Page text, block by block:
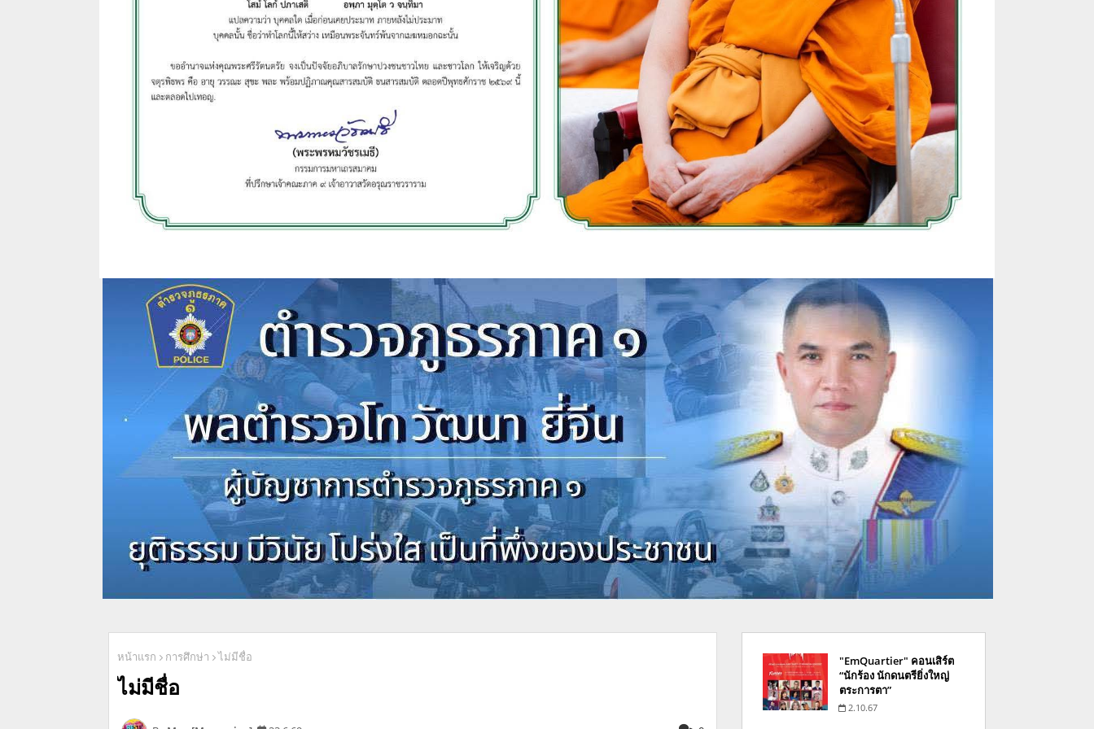
หน้าแรก การศึกษ่า ไม่มีชื่อ
ไม่มีชื่อ
"EmQuartier" คอนเสิร์ต
“นักร้อง นักดนตรียิ่งใหญ่
ตระการตา”
2.10.67